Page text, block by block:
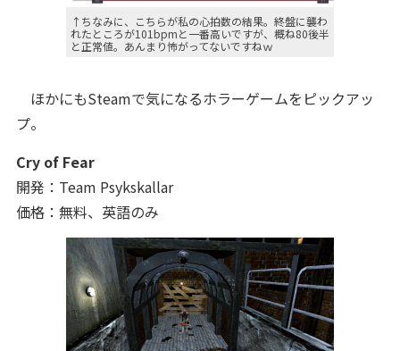
↑ちなみに、こちらが私の心拍数の結果。終盤に襲わ
れたところが101bpmと一番高いですが、概ね80後半
と正常値。あんまり怖がってないですねｗ
ほかにもSteamで気になるホラーゲームをピックアッ
プ。
Cry of Fear
開発：Team Psykskallar
価格：無料、英語のみ